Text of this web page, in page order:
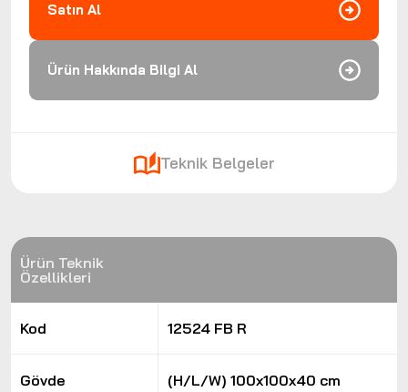
Satın Al
Ürün Hakkında Bilgi Al
Teknik Belgeler
Ürün Teknik
Özellikleri
Kod 12524 FB R
Gövde (H/L/W) 100x100x40 cm